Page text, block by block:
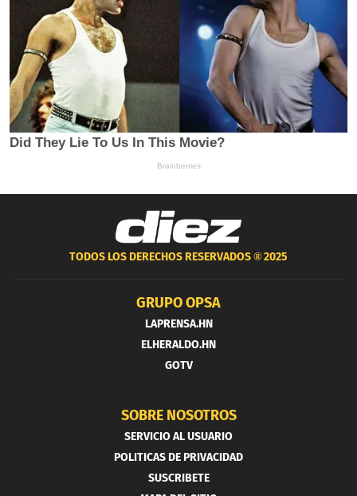
TODOS LOS DERECHOS RESERVADOS ®2025
GRUPO OPSA
LAPRENSA.HN
ELHERALDO.HN
GOTV
SOBRE NOSOTROS
SERVICIO AL USUARIO
POLITICAS DE PRIVACIDAD
SUSCRIBETE